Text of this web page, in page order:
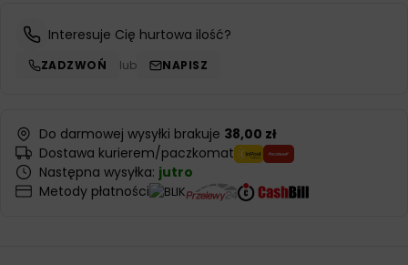
Interesuje Cię hurtowa ilość?
ZADZWOŃ lub NAPISZ
Do darmowej wysyłki brakuje 38,00 zł
Dostawa kurierem/paczkomat
Następna wysyłka: jutro
Metody płatności